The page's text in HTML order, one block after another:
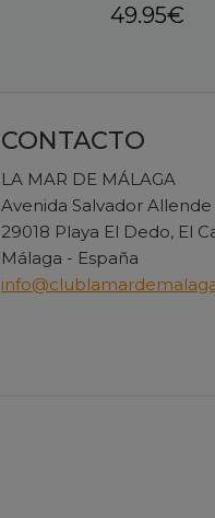
49.95€
CONTACTO
LA MAR DE MÁLAGA
Avenida Salvador Allende
29018 Playa El Dedo, El
Málaga - España